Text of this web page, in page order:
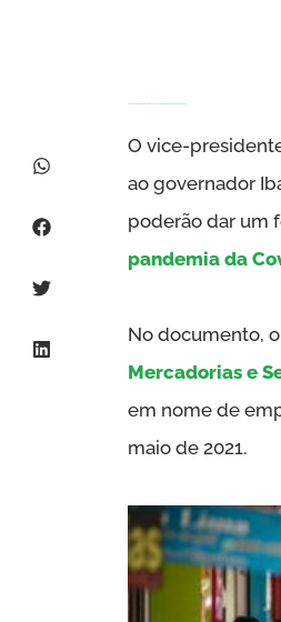
O vice-
ao governador
poderão dar um
pandemia da
No documento,
Mercadorias e
em nome de
maio de 2021.